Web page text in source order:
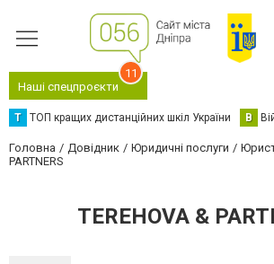
Наші спецпроєкти
11
Т ТОП кращих дистанційних шкіл України В
Головна Довідник Юридичні послуги
PARTNERS
TEREHOVA &